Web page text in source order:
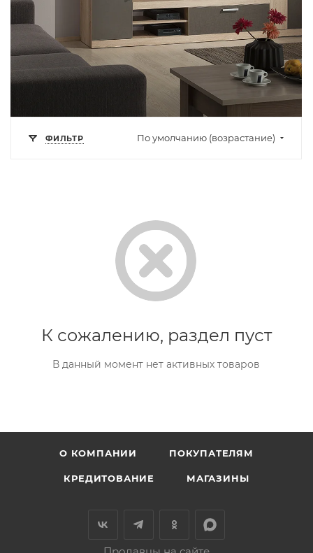
ФИЛЬТР По умолчанию (возрастание)
К сожалению, раздел пуст
В данный момент нет активных товаров
О КОМПАНИИ ПОКУПАТЕЛЯМ
КРЕДИТОВАНИЕ МАГАЗИНЫ